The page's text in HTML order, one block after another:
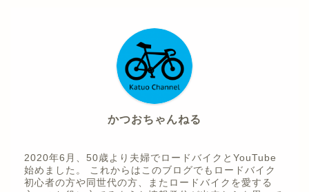
かつおちゃんねる
2020年6月、50歳より夫婦でロードバイクとYouTube
始めました。 これからはこのブログでもロードバイク
初心者の方や同世代の方、またロードバイクを愛する